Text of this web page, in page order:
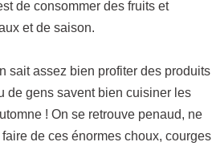
de consommer des fruits et
et de saison.
sait assez bien profiter des produits
de gens savent bien cuisiner les
! On se retrouve penaud, ne
de ces énormes choux, courges